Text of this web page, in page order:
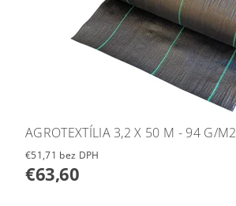
AGROTEXTÍLIA 3,2 X 50 M - 94 G/M2
€51,71 bez DPH
€63,60